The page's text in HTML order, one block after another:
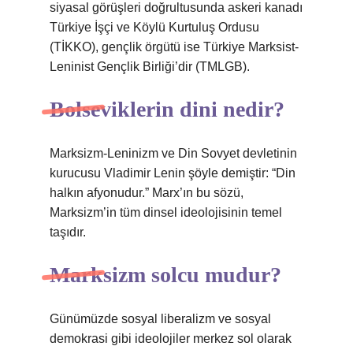
siyasal görüşleri doğrultusunda askeri kanadı
Türkiye İşçi ve Köylü Kurtuluş Ordusu
(TİKKO), gençlik örgütü ise Türkiye Marksist-
Leninist Gençlik Birliği’dir (TMLGB).
Bolseviklerin dini nedir?
Marksizm-Leninizm ve Din Sovyet devletinin
kurucusu Vladimir Lenin şöyle demiştir: “Din
halkın afyonudur.” Marx’ın bu sözü,
Marksizm’in tüm dinsel ideolojisinin temel
taşıdır.
Marksizm solcu mudur?
Günümüzde sosyal liberalizm ve sosyal
demokrasi gibi ideolojiler merkez sol olarak